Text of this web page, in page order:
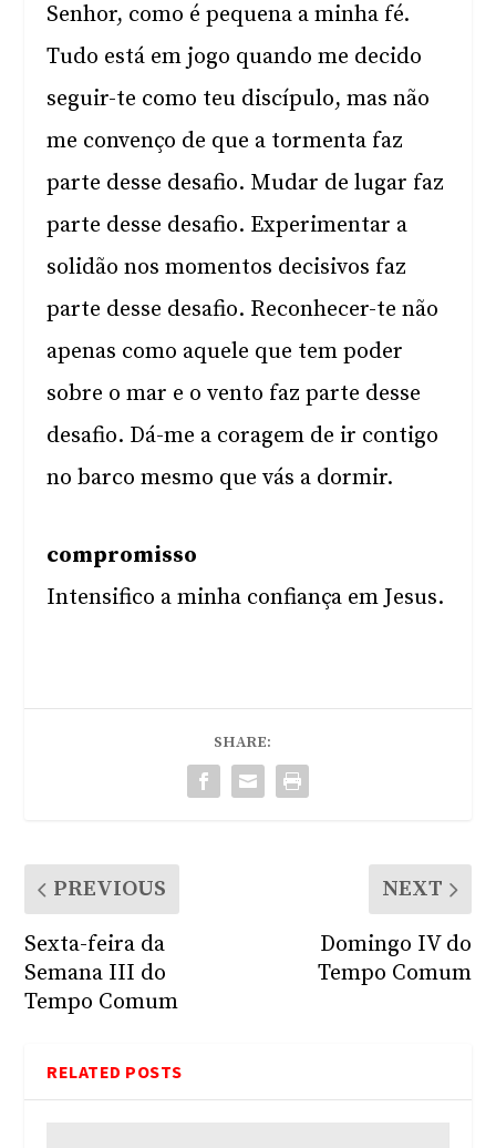
Senhor, como é pequena a minha fé.
Tudo está em jogo quando me decido
seguir-te como teu discípulo, mas não
me convenço de que a tormenta faz
parte desse desafio. Mudar de lugar faz
parte desse desafio. Experimentar a
solidão nos momentos decisivos faz
parte desse desafio. Reconhecer-te não
apenas como aquele que tem poder
sobre o mar e o vento faz parte desse
desafio. Dá-me a coragem de ir contigo
no barco mesmo que vás a dormir.
compromisso
Intensifico a minha confiança em Jesus.
SHARE:
PREVIOUS
Sexta-feira da
Semana III do
Tempo Comum
NEXT
Domingo IV do
Tempo Comum
RELATED POSTS